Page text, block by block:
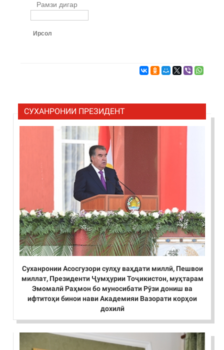
Рамзи дигар
Ирсол
СУХАНРОНИИ ПРЕЗИДЕНТ
Суханронии Асосгузори сулҳу ваҳдати миллӣ, Пешвои
миллат, Президенти Ҷумҳурии Тоҷикистон, муҳтарам
Эмомалӣ Раҳмон бо муносибати Рӯзи дониш ва
ифтитоҳи бинои нави Академияи Вазорати корҳои
дохилӣ